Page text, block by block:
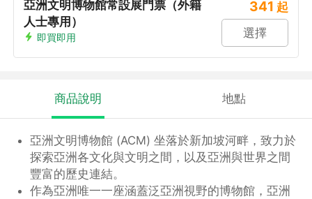
亞洲文明博物館常設展門票（外籍
人士專用）
即買即用
341 起
選擇
商品說明 地點
亞洲文明博物館 (ACM) 坐落於新加坡河畔，致力於
探索亞洲各文化與文明之間，以及亞洲與世界之間
豐富的歷史連結。
作為亞洲唯一一座涵蓋泛亞洲視野的博物館，亞洲